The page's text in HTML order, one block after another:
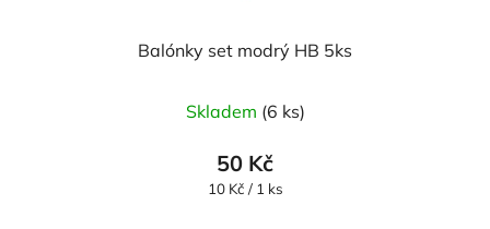
Balónky set modrý HB 5ks
Skladem (6 ks)
50 Kč
Měrná
10 Kč / 1 ks